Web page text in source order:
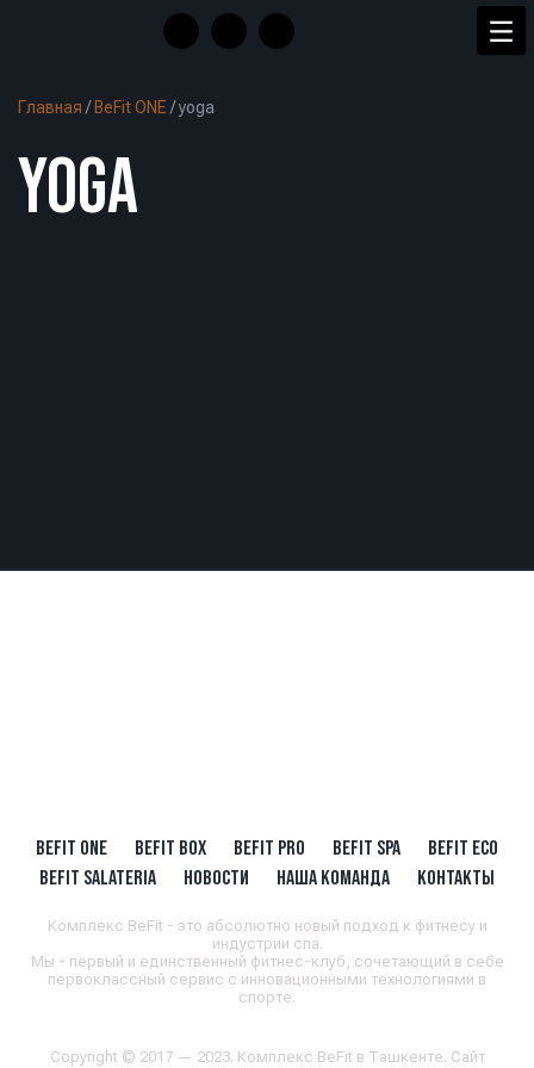
Главная / BeFit ONE /yoga
YOGA
BEFIT ONE BEFIT BOX BEFIT PRO BEFIT SPA
BEFIT ECO
BEFIT SALATERIA
НОВОСТИ НАША КОМАНДА КОНТАКТЫ
Комплекс BeFit - это абсолютно новый подход к фитнесу и
индустрии спа.
Мы - первый и единственный фитнес-клуб, сочетающий в себе
первоклассный сервис с инновационными технологиями в
спорте.
Copyright © 2017 — 2023. Комплекс BeFit в Ташкенте. Сайт